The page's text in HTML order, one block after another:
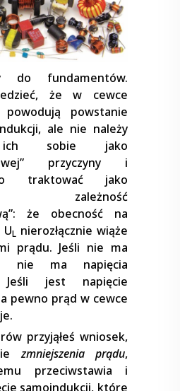
do fundamentów.
że w cewce
powstanie
ale nie należy
ich sobie jako
przyczyny i
traktować jako
zależność
że obecność na
L nierozłącznie wiąże
prądu. Jeśli nie ma
nie ma napięcia
Jeśli jest napięcie
pewno prąd w cewce
przyjąłeś wniosek,
zmniejszenia prądu,
przeciwstawia i
samoindukcji, które